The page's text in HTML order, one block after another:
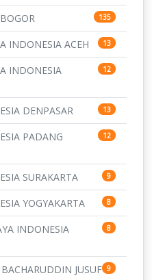
135
INDONESIA ACEH 13
INDONESIA
12
DENPASAR 13
PADANG
12
SURAKARTA 9
YOGYAKARTA 8
INDONESIA
8
JUSUF 9